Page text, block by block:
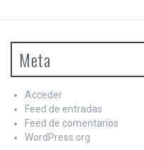
Meta
Acceder
Feed de entradas
Feed de comentarios
WordPress.org